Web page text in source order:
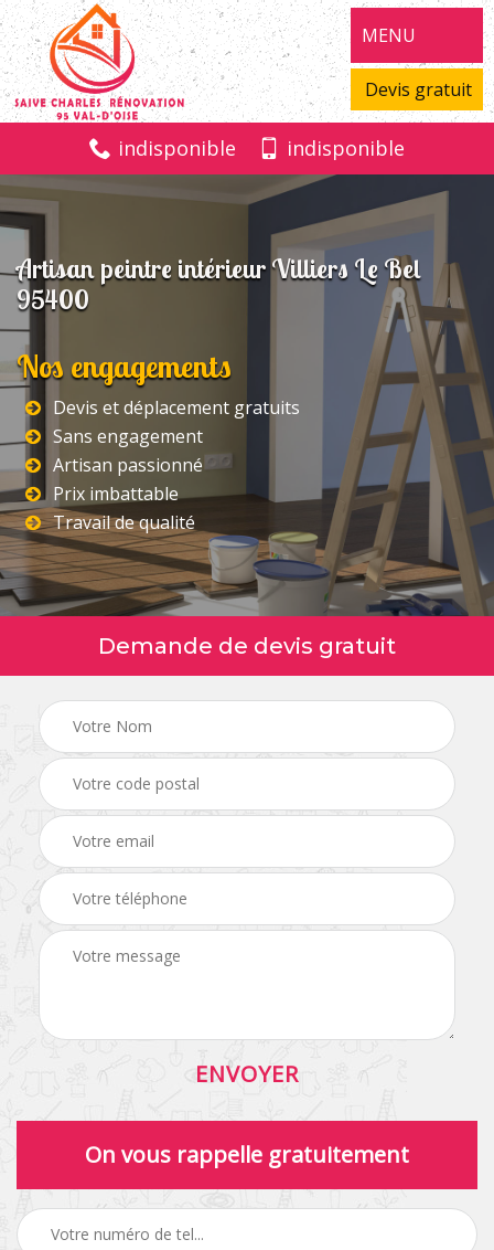
MENU
Devis gratuit
indisponible indisponible
Artisan peintre intérieur Villiers Le Bel
95400
Nos engagements
Devis et déplacement gratuits
Sans engagement
Artisan passionné
Prix imbattable
Travail de qualité
Demande de devis gratuit
On vous rappelle gratuitement